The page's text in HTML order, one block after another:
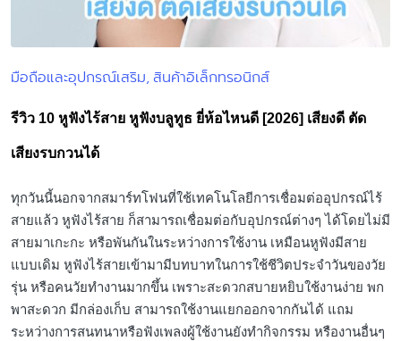
Posted
มือถือและอุปกรณ์เสริม สินค้าอิเล็กทรอนิกส์
รีวิว 10 หูฟังไร้สาย หูฟังบลูทูธ ยี่ห้อไหนดี [2026] เสียงดี ตัด
เสียงรบกวนได้
ทุกวันนี้นอกจากสมาร์ทโฟนที่ใช้เทคโนโลยีการเชื่อมต่ออุปกรณ์ไร้
สายแล้ว หูฟังไร้สาย ก็สามารถเชื่อมต่อกับอุปกรณ์ต่างๆ ได้โดยไม่มี
สายมาเกะกะ หรือพันกันในระหว่างการใช้งาน เหมือนหูฟังมีสาย
แบบเดิม หูฟังไร้สายเข้ามามีบทบาทในการใช้ชีวิตประจำวันของวัย
รุ่น หรือคนวัยทำงานมากขึ้น เพราะสะดวกสบายหยิบใช้งานง่าย พก
พาสะดวก มีกล่องเก็บ สามารถใช้งานแยกออกจากกันได้ แถม
ระหว่างการสนทนาหรือฟังเพลงผู้ใช้งานยังทำกิจกรรม หรืองานอื่นๆ